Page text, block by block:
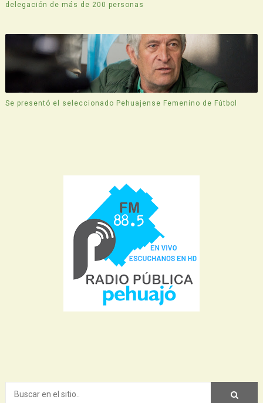
delegación de más de 200 personas
Se presentó el seleccionado Pehuajense Femenino de Fútbol